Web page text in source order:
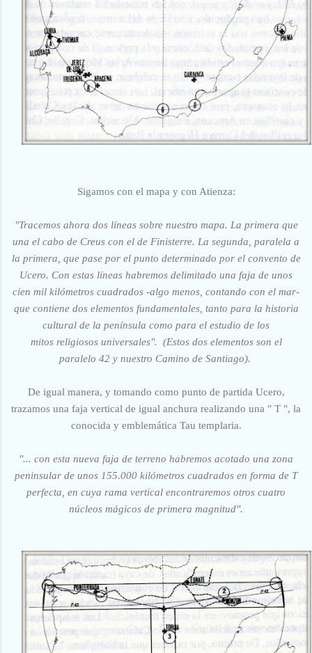
Sigamos con el mapa y con Atienza:
"Tracemos ahora dos líneas sobre nuestro mapa. La primera que
una el cabo de Creus con el de Finisterre. La segunda, paralela a
la primera, que pase por el punto determinado por el convento de
Ucero. Con estas líneas habremos delimitado una faja de unos
cien mil kilómetros cuadrados -algo menos, contando con el mar-
que contiene dos elementos fundamentales, tanto para la historia
cultural de la península como para el estudio de los
mitos religiosos universales". (Estos dos elementos son el
paralelo 42 y nuestro Camino de Santiago).
De igual manera, y tomando como punto de partida Ucero,
trazamos una faja vertical de igual anchura realizando una " T ", la
conocida y emblemática Tau templaria.
"... con esta nueva faja de terreno habremos acotado una zona
peninsular de unos 155.000 kilómetros cuadrados en forma de T
perfecta, en cuya rama vertical encontraremos otros cuatro
núcleos mágicos de primera magnitud".